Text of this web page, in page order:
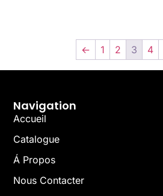
← 1 2 3 4
Navigation
Accueil
Catalogue
Á Propos
Nous Contacter